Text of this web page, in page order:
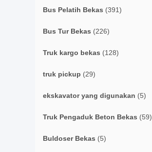
Bus Pelatih Bekas (391)
Bus Tur Bekas (226)
Truk kargo bekas (128)
truk pickup (29)
ekskavator yang digunakan (5)
Truk Pengaduk Beton Bekas (59)
Buldoser Bekas (5)